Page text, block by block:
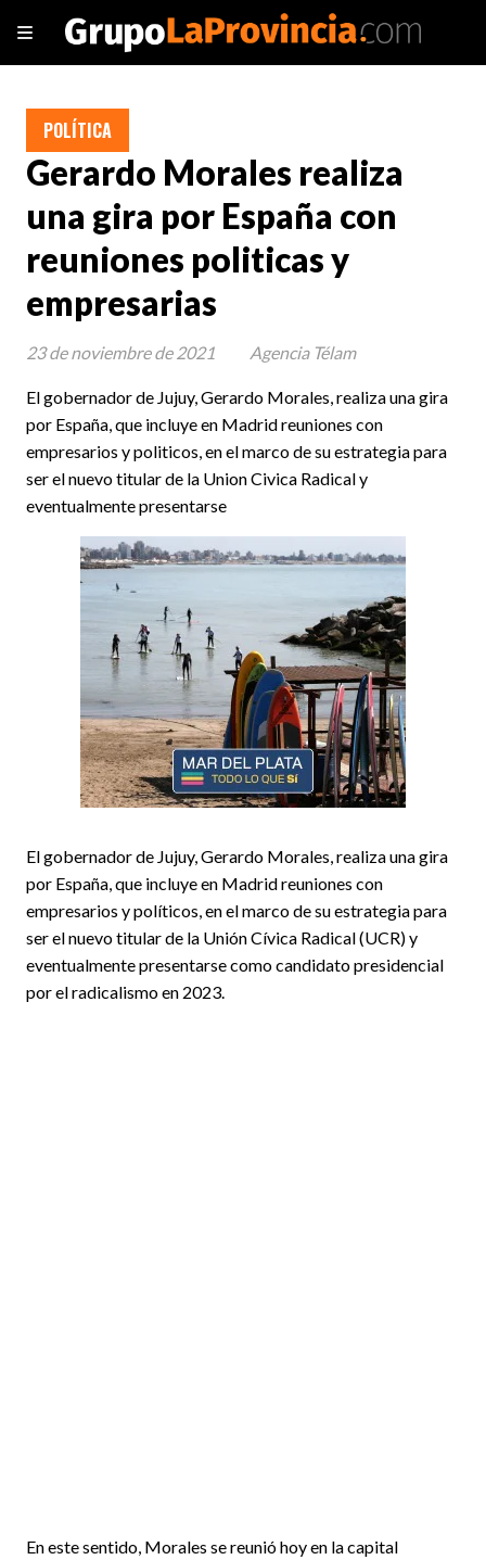
Gerardo Morales realiza
una gira por España con
reuniones politicas y
empresarias
El gobernador de Jujuy, Gerardo Morales, realiza una gira
por España, que incluye en Madrid reuniones con
empresarios y politicos, en el marco de su estrategia para
ser el nuevo titular de la Union Civica Radical y
eventualmente presentarse
POLÍTICA
23 de noviembre de 2021 Agencia Télam
El gobernador de Jujuy, Gerardo Morales, realiza una gira
por España, que incluye en Madrid reuniones con
empresarios y políticos, en el marco de su estrategia para
ser el nuevo titular de la Unión Cívica Radical (UCR) y
eventualmente presentarse como candidato presidencial
por el radicalismo en 2023.
En este sentido, Morales se reunió hoy en la capital